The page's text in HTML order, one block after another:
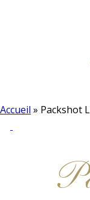
Accueil » Packshot